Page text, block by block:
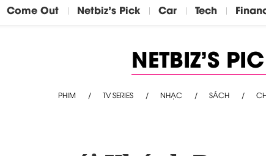
Come Out Netbiz's Pick Car Tech
NETBIZ'S
PHIM TV SERIES NHẠC SÁCH